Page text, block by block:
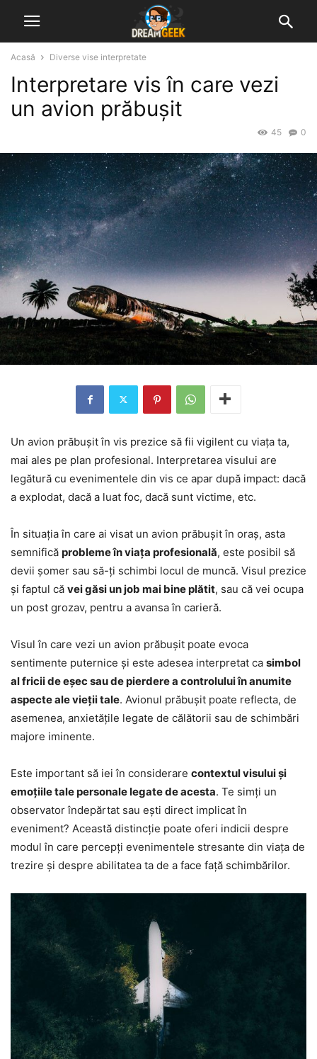
Acasă Diverse vise interpretate
Interpretare vis în care vezi
un avion prăbușit
0
45
Un avion prăbușit în vis prezice să fii vigilent cu viața ta,
mai ales pe plan profesional. Interpretarea visului are
legătură cu evenimentele din vis ce apar după impact: dacă
a explodat, dacă a luat foc, dacă sunt victime, etc.
În situația în care ai visat un avion prăbușit în oraș, asta
semnifică probleme în viața profesională, este posibil să
devii șomer sau să-ți schimbi locul de muncă. Visul prezice
și faptul că vei găsi un job mai bine plătit, sau că vei ocupa
un post grozav, pentru a avansa în carieră.
Visul în care vezi un avion prăbușit poate evoca
sentimente puternice și este adesea interpretat ca simbol
al fricii de eșec sau de pierdere a controlului în anumite
aspecte ale vieții tale. Avionul prăbușit poate reflecta, de
asemenea, anxietățile legate de călătorii sau de schimbări
majore iminente.
Este important să iei în considerare contextul visului și
emoțiile tale personale legate de acesta. Te simți un
observator îndepărtat sau ești direct implicat în
eveniment? Această distincție poate oferi indicii despre
modul în care percepți evenimentele stresante din viața de
trezire și despre abilitatea ta de a face față schimbărilor.